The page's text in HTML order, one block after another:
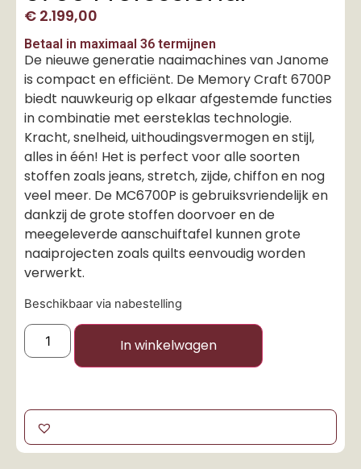
€ 2.199,00
Betaal in maximaal 36 termijnen
De nieuwe generatie naaimachines van Janome
is compact en efficiënt. De Memory Craft 6700P
biedt nauwkeurig op elkaar afgestemde functies
in combinatie met eersteklas technologie.
Kracht, snelheid, uithoudingsvermogen en stijl,
alles in één! Het is perfect voor alle soorten
stoffen zoals jeans, stretch, zijde, chiffon en nog
veel meer. De MC6700P is gebruiksvriendelijk en
dankzij de grote stoffen doorvoer en de
meegeleverde aanschuiftafel kunnen grote
naaiprojecten zoals quilts eenvoudig worden
verwerkt.
Beschikbaar via nabestelling
In winkelwagen